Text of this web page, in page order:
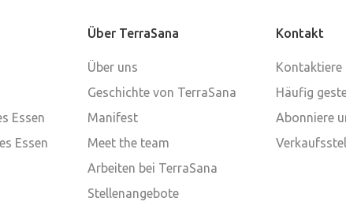
Essen
Essen
Über TerraSana
Über uns
Geschichte von TerraSana
Manifest
Meet the team
Arbeiten bei TerraSana
Stellenangebote
Kontakt
Kontaktiere
Häufig
Abonniere